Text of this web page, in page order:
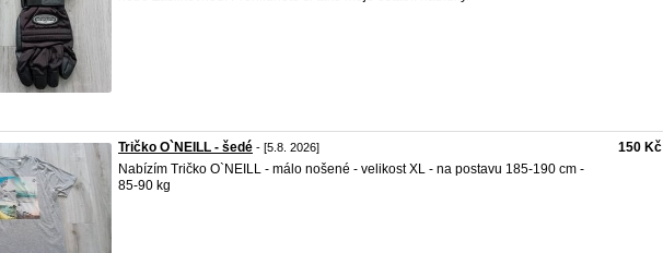
Tričko O`NEILL - šedé - [5.8. 2026]
Nabízím Tričko O`NEILL - málo nošené - velikost XL - na postavu 185-190 cm -
85-90 kg
150 Kč